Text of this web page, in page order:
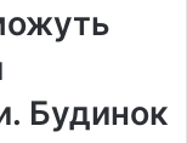
Будинок